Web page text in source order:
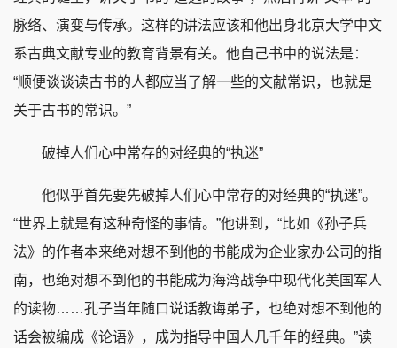
脉络、演变与传承。这样的讲法应该和他出身北京大学中文
系古典文献专业的教育背景有关。他自己书中的说法是：
“顺便谈谈读古书的人都应当了解一些的文献常识，也就是
关于古书的常识。”
破掉人们心中常存的对经典的“执迷”
他似乎首先要先破掉人们心中常存的对经典的“执迷”。
“世界上就是有这种奇怪的事情。”他讲到，“比如《孙子兵
法》的作者本来绝对想不到他的书能成为企业家办公司的指
南，也绝对想不到他的书能成为海湾战争中现代化美国军人
的读物……孔子当年随口说话教诲弟子，也绝对想不到他的
话会被编成《论语》，成为指导中国人几千年的经典。”读